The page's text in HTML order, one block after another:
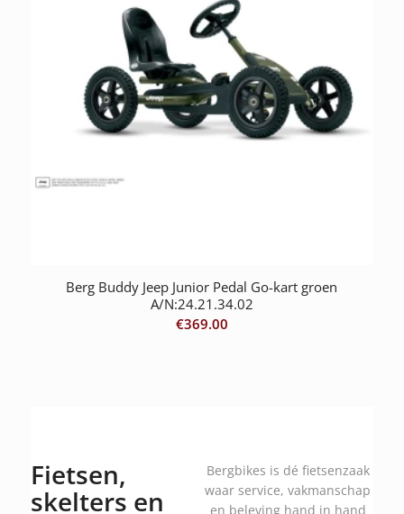
Berg Buddy Jeep Junior Pedal Go-kart groen
A/N:24.21.34.02
€369.00
Fietsen,
skelters en
Bergbikes is dé fietsenzaak
waar service, vakmanschap
en beleving hand in hand